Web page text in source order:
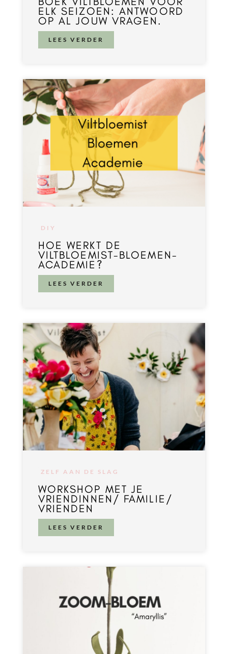
ELK SEIZOEN: ANTWOORD
OP AL JOUW VRAGEN.
LEES VERDER
DIY
HOE WERKT DE
VILTBLOEMIST-BLOEMEN-
ACADEMIE?
LEES VERDER
ZELF AAN DE SLAG
WORKSHOP MET JE
VRIENDINNEN/ FAMILIE/
VRIENDEN
LEES VERDER